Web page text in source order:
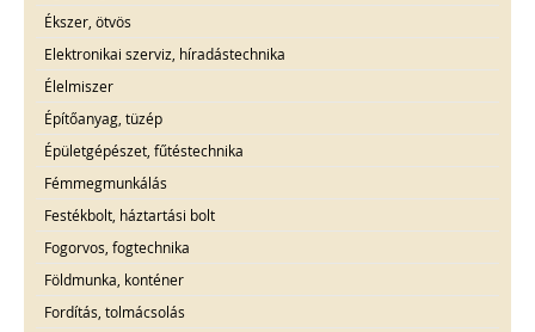
Ékszer, ötvös
Elektronikai szerviz, híradástechnika
Élelmiszer
Építőanyag, tüzép
Épületgépészet, fűtéstechnika
Fémmegmunkálás
Festékbolt, háztartási bolt
Fogorvos, fogtechnika
Földmunka, konténer
Fordítás, tolmácsolás